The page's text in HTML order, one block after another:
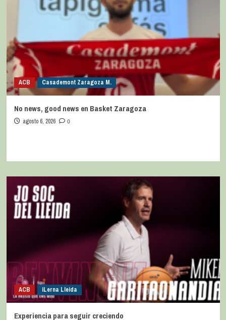
ACB Casademont Zaragoza M.
No news, good news en Basket Zaragoza
agosto 6, 2026 0
ACB iLerna Lleida
Experiencia para seguir creciendo